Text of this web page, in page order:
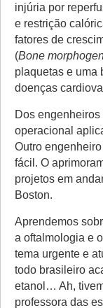
injúria por
e restrição
fatores de
(Bone
plaquetas e uma
doenças
Dos
operacional
Outro
fácil. O
projetos em
Boston.
Aprendemos
a oftalmologia e
tema urgente e
todo brasileiro
etanol… Ah,
professora das